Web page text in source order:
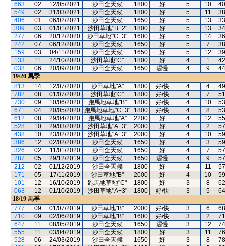
663
02 12/05/2021 沙田全天候 1800 好 5 10
40
549
02 31/03/2021 沙田全天候 1800 好 5 11
38
406
01 06/02/2021 沙田全天候 1650 好 5 13
33
309
03 01/01/2021 沙田草地"B+2" 1800 好 5 13
34
277
06 20/12/2020 沙田草地"C+3" 1600 好 5 14
36
242
07 06/12/2020 沙田全天候 1650 好 5 7
38
159
03 04/11/2020 沙田全天候 1650 好 5 12
39
133
11 24/10/2020 沙田草地"C" 1800 好 4 1
42
038
06 20/09/2020 沙田全天候 1650 濕慢 4 9
44
19/20 馬季
813
14 12/07/2020 沙田草地"A" 1800 好/快 4 4
49
782
08 01/07/2020 沙田草地"C" 1800 好/快 4 7
51
730
09 10/06/2020 跑馬地草地"B" 1800 好/快 4 10
53
671
04 20/05/2020 跑馬地草地"C+3" 1800 好/快 4 8
53
612
08 29/04/2020 跑馬地草地"A" 2200 好 4 12
55
528
10 29/03/2020 沙田草地"A+3" 2000 好 4 2
57
438
10 23/02/2020 沙田草地"A+3" 2000 好 4 10
59
386
12 02/02/2020 沙田全天候 1650 好 4 3
59
326
02 11/01/2020 沙田全天候 1650 好 4 7
57
287
05 29/12/2019 沙田全天候 1650 濕慢 4 9
57
212
02 01/12/2019 沙田全天候 1800 好 4 11
57
171
05 17/11/2019 沙田草地"B" 2000 好 4 10
59
101
12 16/10/2019 跑馬地草地"C" 1800 好 3 8
62
063
12 01/10/2019 沙田草地"A+3" 1800 好/快 3 5
64
18/19 馬季
777
09 01/07/2019 沙田草地"B" 2000 好/快 3 6
68
710
09 02/06/2019 沙田草地"B" 1600 好/快 3 2
71
647
11 08/05/2019 沙田全天候 1650 濕慢 3 12
74
555
11 03/04/2019 沙田全天候 1800 好 3 11
76
528
06 24/03/2019 沙田全天候 1650 好 3 8
78